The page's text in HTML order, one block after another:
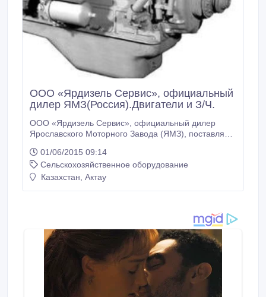
ООО «Ярдизель Сервис», официальный
дилер ЯМЗ(Россия).Двигатели и З/Ч.
ООО «Ярдизель Сервис», официальный дилер
Ярославского Моторного Завода (ЯМЗ), поставляют
ТМЗ, ЯЗДА и Кировский Завод. Двигатели ЯМЗ и
силовые агрегаты на базе двигателей ЯМЗ в
рядном (L6) и V-образном (V6, V8, V12)
01/06/2015 09:14
Сельскохозяйственное оборудование
Казахстан, Актау